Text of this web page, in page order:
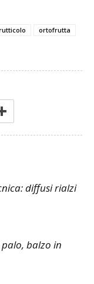
ortofrutta
diffusi rialzi
balzo in